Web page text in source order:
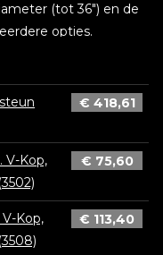
(tot 36") en de
opties.
€ 418,61
V-Kop,
€ 75,60
V-Kop,
€ 113,40